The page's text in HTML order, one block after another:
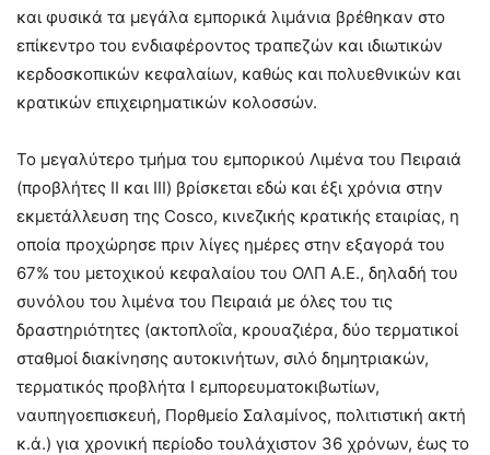
και φυσικά τα μεγάλα εμπορικά λιμάνια βρέθηκαν στο
επίκεντρο του ενδιαφέροντος τραπεζών και ιδιωτικών
κερδοσκοπικών κεφαλαίων, καθώς και πολυεθνικών και
κρατικών επιχειρηματικών κολοσσών.
Το μεγαλύτερο τμήμα του εμπορικού Λιμένα του Πειραιά
(προβλήτες ΙΙ και ΙΙΙ) βρίσκεται εδώ και έξι χρόνια στην
εκμετάλλευση της Cosco, κινεζικής κρατικής εταιρίας, η
οποία προχώρησε πριν λίγες ημέρες στην εξαγορά του
67% του μετοχικού κεφαλαίου του ΟΛΠ Α.Ε., δηλαδή του
συνόλου του λιμένα του Πειραιά με όλες του τις
δραστηριότητες (ακτοπλοΐα, κρουαζιέρα, δύο τερματικοί
σταθμοί διακίνησης αυτοκινήτων, σιλό δημητριακών,
τερματικός προβλήτα Ι εμπορευματοκιβωτίων,
ναυπηγοεπισκευή, Πορθμείο Σαλαμίνος, πολιτιστική ακτή
κ.ά.) για χρονική περίοδο τουλάχιστον 36 χρόνων, έως το